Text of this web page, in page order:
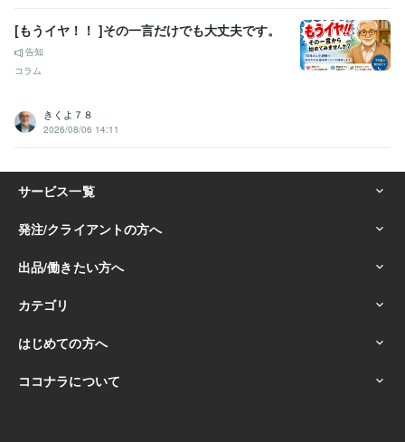
[もうイヤ！！ ]その一言だけでも大丈夫です。
告知
コラム
きくよ７８
2026/08/06 14:11